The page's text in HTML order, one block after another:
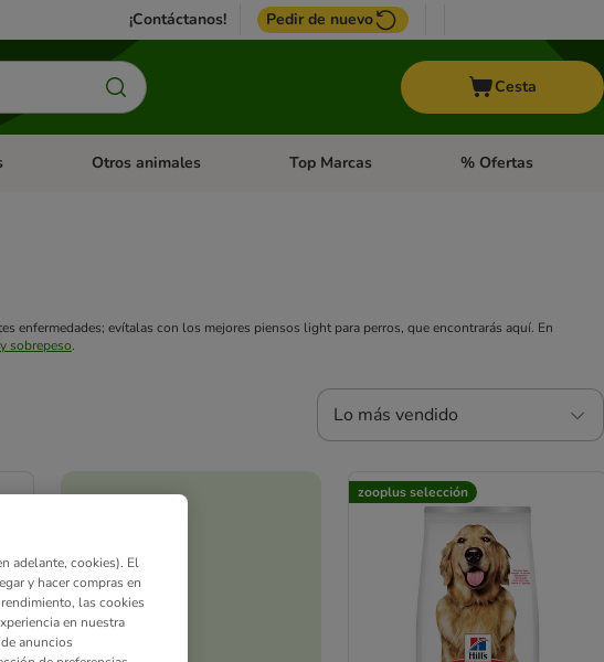
¡Contáctanos! Pedir de nuevo
Cesta
abierto: Roedores y +
Menú de categoria abierto: Pájaros
Otros animales Menú de categoria abierto: Otros animales
Top Marcas Menú de categoria
% Ofertas
enfermedades; evítalas con los mejores piensos light para perros, que encontrarás aquí. En
sobrepeso.
Lo más vendido
zooplus selección
adelante, cookies). El
y hacer compras en
las cookies
en nuestra
anuncios